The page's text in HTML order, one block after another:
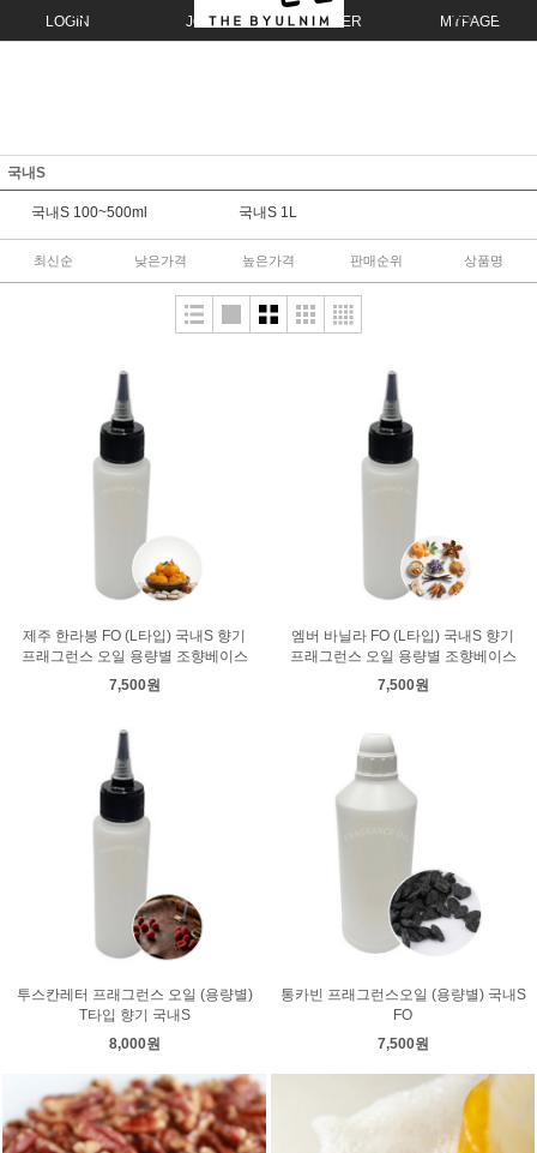
LOGIN JOIN ORDER MYPAGE
국내S
국내S 100~500ml 국내S 1L
최신순 낮은가격 높은가격 판매순위 상품명
제주 한라봉 FO (L타입) 국내S 향기
프래그런스 오일 용량별 조향베이스
7,500원
엠버 바닐라 FO (L타입) 국내S 향기
프래그런스 오일 용량별 조향베이스
7,500원
투스칸레터 프래그런스 오일 (용량별)
T타입 향기 국내S
8,000원
통카빈 프래그런스오일 (용량별) 국내S
FO
7,500원